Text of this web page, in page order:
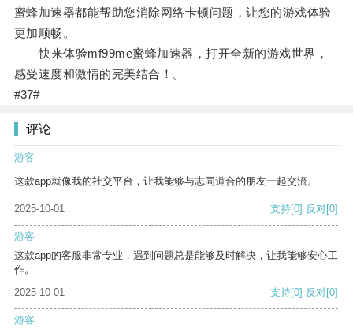
蜜蜂加速器都能帮助您消除网络卡顿问题，让您的游戏体验
更加顺畅。
快来体验mf99me蜜蜂加速器，打开全新的游戏世界，
感受速度和激情的完美结合！。
#37#
评论
游客
这款app就像我的社交平台，让我能够与志同道合的朋友一起交流。
2025-10-01 支持[0] 反对[0]
游客
这款app的客服非常专业，遇到问题总是能够及时解决，让我能够安心工
作。
2025-10-01
支持[0] 反对[0]
游客